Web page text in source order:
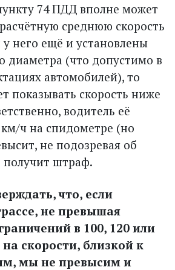
74 ПДД вполне может
среднюю скорость
у него ещё и установлены
диаметра (что допустимо в
автомобилей), то
показывать скорость ниже
водитель её
ч на спидометре (но
не подозревая об
получит штраф.
что, если
не превышая
в 100, 120 или
скорости, близкой к
мы не превысим и